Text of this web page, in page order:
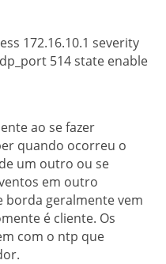
172.16.10.1 severity
514 state enable
ao se fazer
quando ocorreu o
um outro ou se
em outro
borda geralmente vem
é cliente. Os
com o ntp que